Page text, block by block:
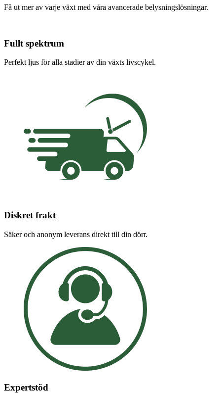
Få ut mer av varje växt med våra avancerade belysningslösningar.
Fullt spektrum
Perfekt ljus för alla stadier av din växts livscykel.
Diskret frakt
Säker och anonym leverans direkt till din dörr.
Expertstöd